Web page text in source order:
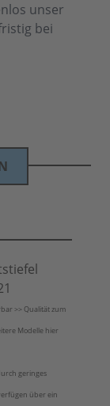
unser
bei
>> Qualität zum
Modelle hier
geringes
über ein